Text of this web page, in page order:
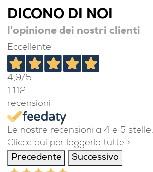
DICONO DI NOI
l'opinione dei nostri clienti
Eccellente
4,9/5
1.112
recensioni
Le nostre recensioni a 4 e 5 stelle.
Clicca qui per leggerle tutte >
Precedente
Successivo